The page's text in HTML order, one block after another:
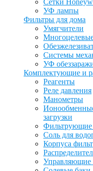
УФ лампы
Фильтры для дома
Умягчители
Системы
УФ
Комплектующие и
Реагенты
Реле давления
Манометры
загрузки
Фильтрующие
Соль для
Корпуса
Управляющие